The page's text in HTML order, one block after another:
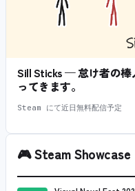
Sill Sticks — 怠け者の棒
ってきます。
Steam にて近日無料配信予定
🎮Steam Showcase